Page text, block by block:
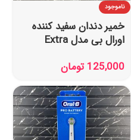
ناموجود
خمیر دندان سفید کننده
اورال بی مدل Extra
125,000 تومان